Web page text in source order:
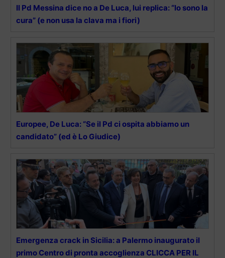
Il Pd Messina dice no a De Luca, lui replica: “Io sono la
cura” (e non usa la clava ma i fiori)
Europee, De Luca: “Se il Pd ci ospita abbiamo un
candidato” (ed è Lo Giudice)
Emergenza crack in Sicilia: a Palermo inaugurato il
primo Centro di pronta accoglienza CLICCA PER IL